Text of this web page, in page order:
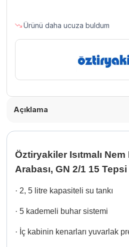
GNÜrünü daha ucuza buldum
Açıklama
Öztiryakiler Isıtmalı
Arabası, GN 2/1 15 Tepsi
· 2, 5 litre kapasiteli su tankı
· 5 kademeli buhar sistemi
· İç kabinin kenarları yuvarlak